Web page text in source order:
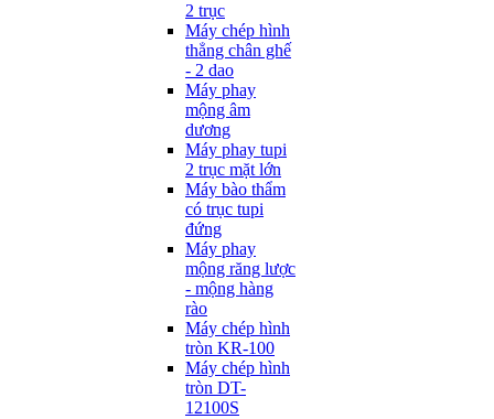
2 trục
Máy chép hình
thẳng chân ghế
- 2 dao
Máy phay
mộng âm
dương
Máy phay tupi
2 trục mặt lớn
Máy bào thẩm
có trục tupi
đứng
Máy phay
mộng răng lược
- mộng hàng
rào
Máy chép hình
tròn KR-100
Máy chép hình
tròn DT-
12100S